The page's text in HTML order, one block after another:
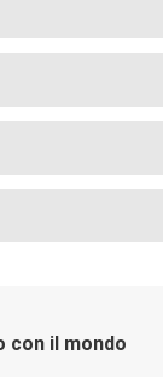
con il mondo